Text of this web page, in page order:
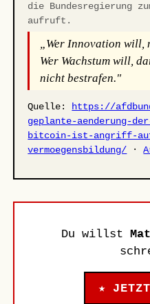
die Bundesregierung
aufruft.
„Wer Innovation will,
Wer Wachstum will,
nicht bestrafen."
Quelle:
https://
geplante-aenderung-
bitcoin-ist-angriff-
vermoegensbildung/ ·
Du willst
★